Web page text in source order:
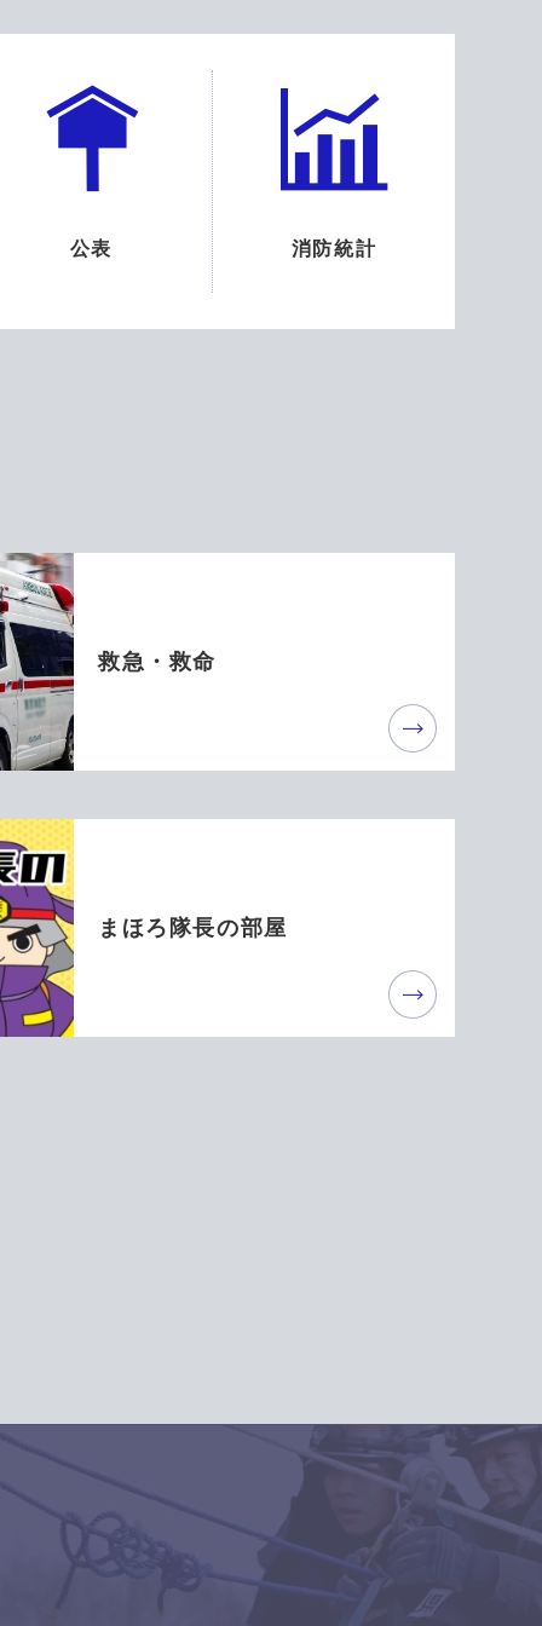
公表 消防統計
救急・救命
まほろ隊長の部屋